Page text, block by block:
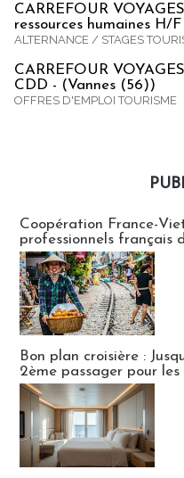
CARREFOUR
ressources humaines H/
ALTERNANCE / STAGES
CARREFOUR
CDD - (Vannes (56))
OFFRES D'EMPLOI TOURISME
Coopération France-
professionnels français
Bon plan croisière :
2ème passager pour